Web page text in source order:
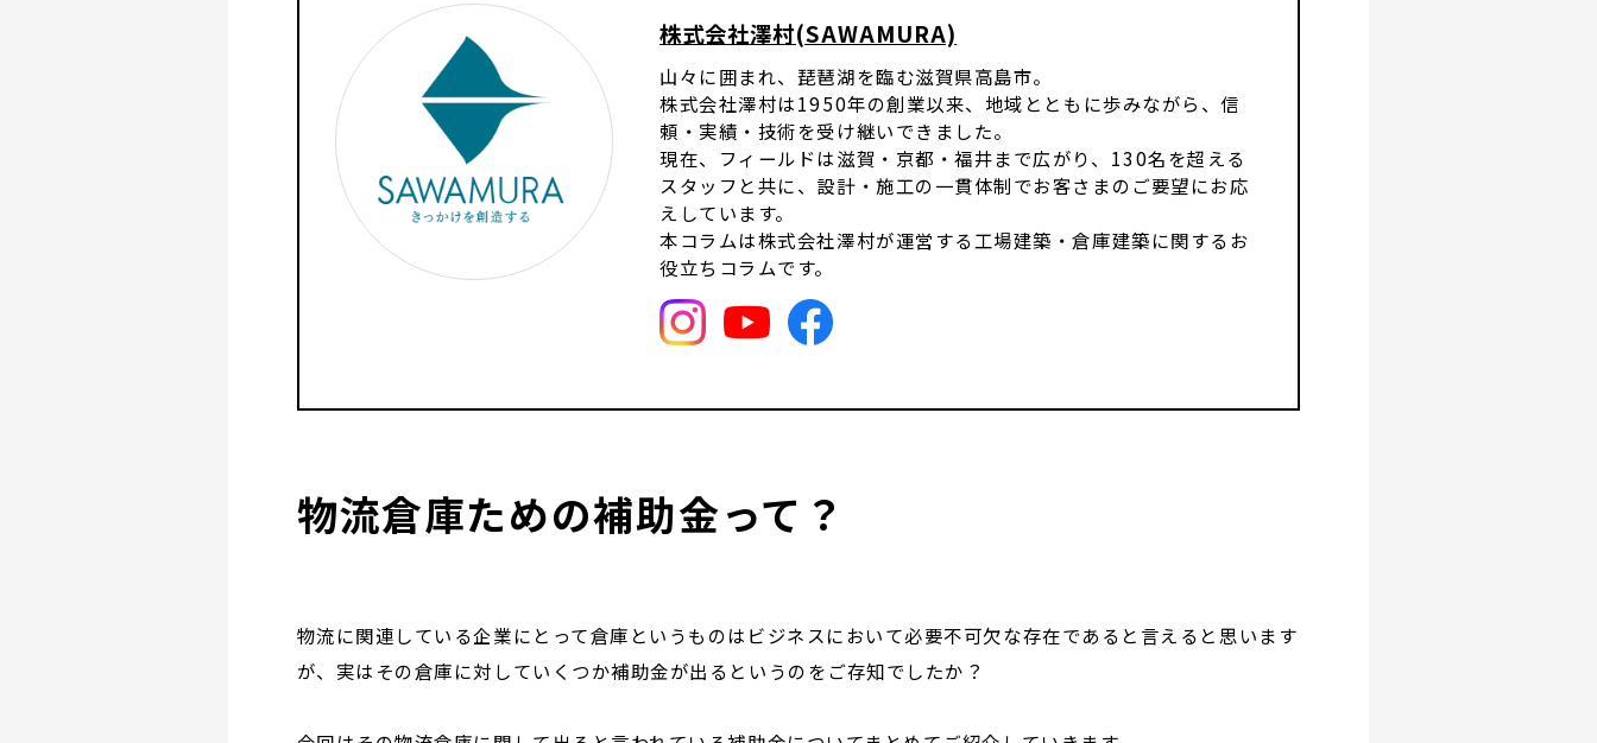
株式会社澤村(SAWAMURA)
山々に囲まれ、琵琶湖を臨む滋賀県高島市。
株式会社澤村は1950年の創業以来、地域とともに歩みながら、信
頼・実績・技術を受け継いできました。
現在、フィールドは滋賀・京都・福井まで広がり、130名を超える
スタッフと共に、設計・施工の一貫体制でお客さまのご要望にお応
えしています。
本コラムは株式会社澤村が運営する工場建築・倉庫建築に関するお
役立ちコラムです。
物流倉庫ための補助金って？
物流に関連している企業にとって倉庫というものはビジネスにおいて必要不可欠な存在であると言えると思います
が、実はその倉庫に対していくつか補助金が出るというのをご存知でしたか？